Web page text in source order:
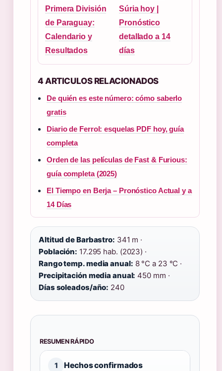
Primera División
de Paraguay:
Calendario y
Resultados
Súria hoy |
Pronóstico
detallado a 14
días
4 ARTICULOS RELACIONADOS
De quién es este número: cómo saberlo
gratis
Diario de Ferrol: esquelas PDF hoy, guía
completa
Orden de las películas de Fast & Furious:
guía completa (2025)
El Tiempo en Berja – Pronóstico Actual y a
14 Días
Altitud de Barbastro: 341 m ·
Población: 17.295 hab. (2023) ·
Rango temp. media anual: 8 °C a 23 °C ·
Precipitación media anual: 450 mm ·
Días soleados/año: 240
RESUMEN RÁPIDO
1 Hechos confirmados